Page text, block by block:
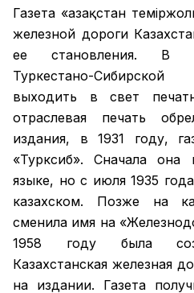
Газета «Қазақстан
железной дороги
ее становления. В
Туркестано-
выходить в свет
отраслевая печать
издания, в 1931 году,
«Турксиб». Сначала
языке, но с июля 1935
казахском. Позже на
сменила имя на
1958 году была
Казахстанская железная
на издании. Газета